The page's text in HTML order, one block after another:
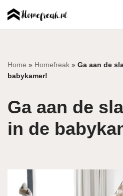
inhoud
Home » Homefreak » Ga aan de
babykamer!
Ga aan de
in de